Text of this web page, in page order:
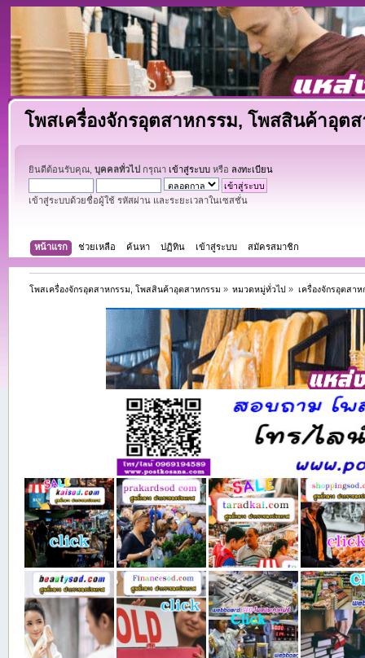
โพสเครื่องจักรอุตสาหกรรม, โพสสินค้าอุต
ยินดีต้อนรับคุณ, บุคคลทั่วไป กรุณา เข้าสู่ระบบหรือ ลงทะเบียน
เข้าสู่ระบบด้วยชื่อผู้ใช้ รหัสผ่าน และระยะเวลาในเซสชั่น
หน้าแรก ช่วยเหลือ ค้นหา ปฏิทิน เข้าสู่ระบบ สมัครสมาชิก
โพสเครื่องจักรอุตสาหกรรม, โพสสินค้าอุตสาหกรรม » หมวดหมู่ทั่วไป » เครื่องจักรอุตสา